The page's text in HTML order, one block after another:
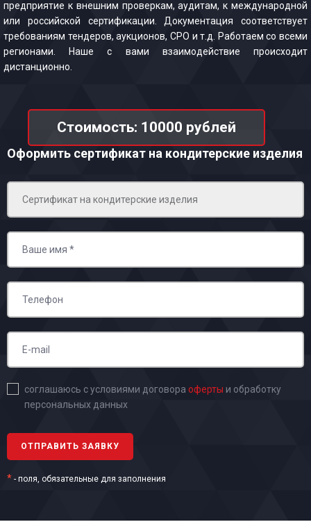
предприятие к внешним проверкам, аудитам, к международной
или российской сертификации. Документация соответствует
требованиям тендеров, аукционов, СРО и т.д. Работаем со всеми
регионами. Наше с вами взаимодействие происходит
дистанционно.
Стоимость: 10000 рублей
Оформить сертификат на кондитерские изделия
соглашаюсь с условиями договора оферты и обработку
персональных данных
* - поля, обязательные для заполнения